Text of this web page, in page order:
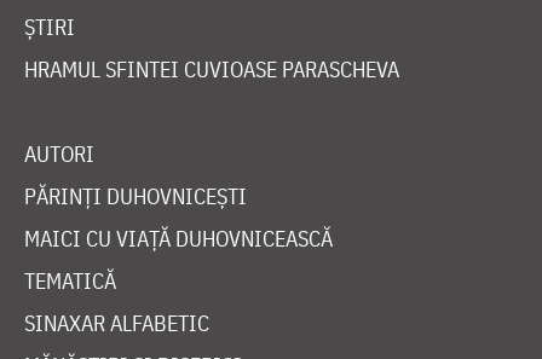
ȘTIRI
HRAMUL SFINTEI CUVIOASE PARASCHEVA
AUTORI
PĂRINȚI DUHOVNICEȘTI
MAICI CU VIAȚĂ DUHOVNICEASCĂ
TEMATICĂ
SINAXAR ALFABETIC